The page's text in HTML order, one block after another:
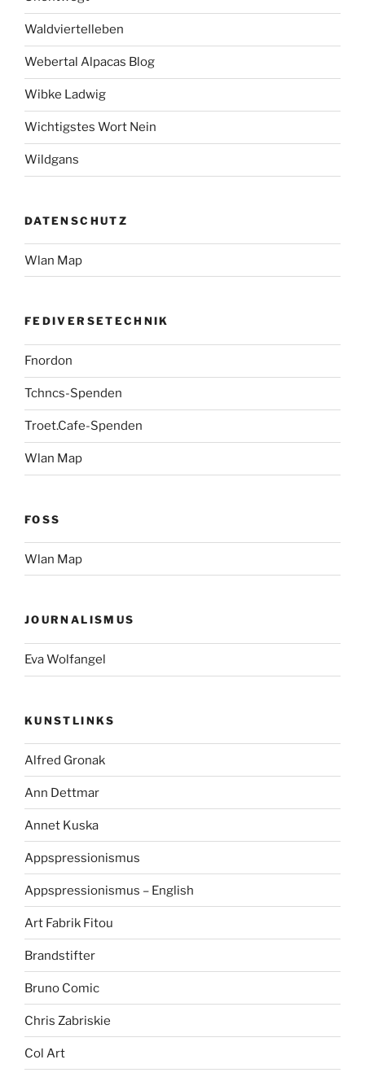
Waldviertelleben
Webertal Alpacas Blog
Wibke Ladwig
Wichtigstes Wort Nein
Wildgans
DATENSCHUTZ
Wlan Map
FEDIVERSETECHNIK
Fnordon
Tchncs-Spenden
Troet.Cafe-Spenden
Wlan Map
FOSS
Wlan Map
JOURNALISMUS
Eva Wolfangel
KUNSTLINKS
Alfred Gronak
Ann Dettmar
Annet Kuska
Appspressionismus
Appspressionismus – English
Art Fabrik Fitou
Brandstifter
Bruno Comic
Chris Zabriskie
Col Art